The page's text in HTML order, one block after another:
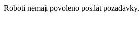
Roboti nemaji povoleno posilat pozadavky.